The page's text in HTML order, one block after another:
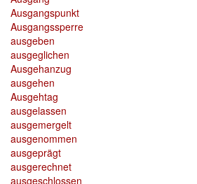
Ausgangspunkt
Ausgangssperre
ausgeben
ausgeglichen
Ausgehanzug
ausgehen
Ausgehtag
ausgelassen
ausgemergelt
ausgenommen
ausgeprägt
ausgerechnet
ausgeschlossen